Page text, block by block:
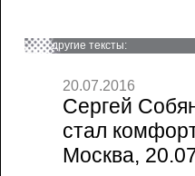
другие тексты:
20.07.2016
Сергей
стал
Москва,